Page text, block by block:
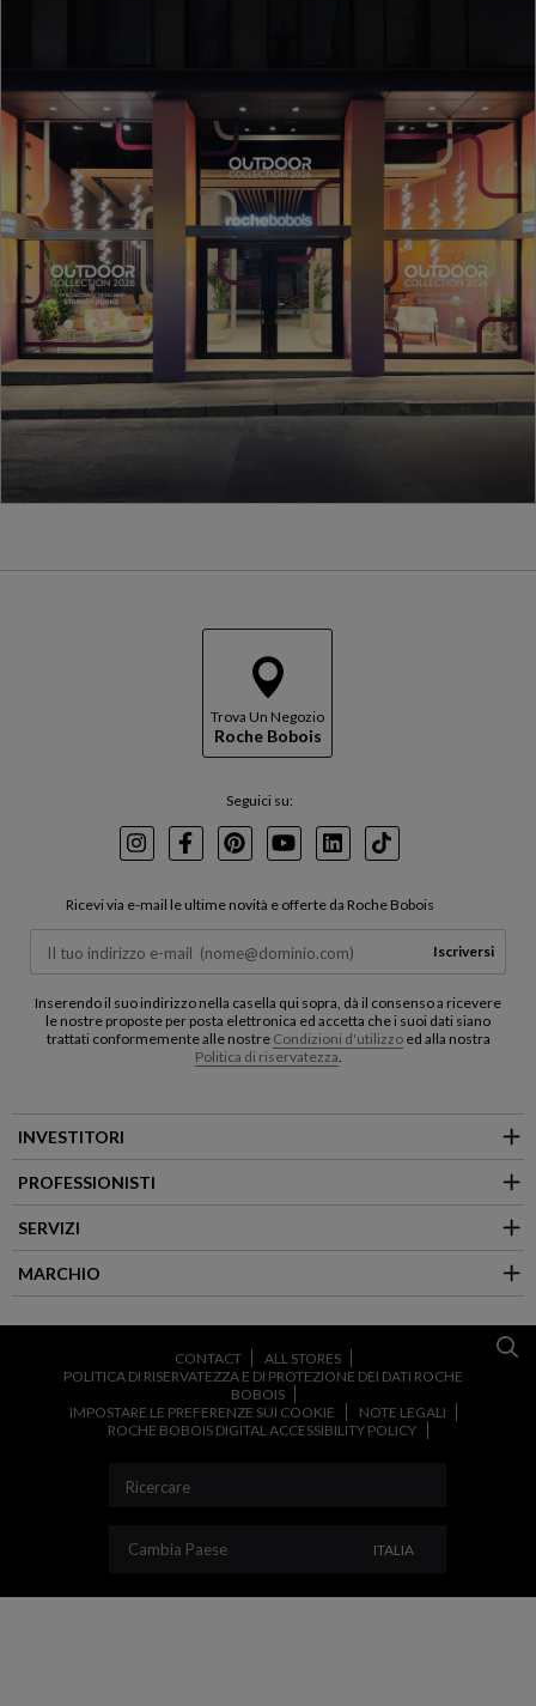
Trova Un Negozio
Roche Bobois
Seguici su:
InstagramFacebookPinterest
YoutubeLinkedInTikTok
Ricevi via e-mail le ultime novità e offerte da Roche Bobois
Iscriversi
Inserendo il suo indirizzo nella casella qui sopra, dà il consenso a ricevere
le nostre proposte per posta elettronica ed accetta che i suoi dati siano
trattati conformemente alle nostre Condizioni d'utilizzoed alla nostra
Politica di riservatezza
INVESTITORI
PROFESSIONISTI
SERVIZI
MARCHIO
CONTACT
ALL STORES
POLITICA DI RISERVATEZZA E DI PROTEZIONE DEI DATI ROCHE
BOBOIS
IMPOSTARE LE PREFERENZE SUI COOKIE
NOTE LEGALI
ROCHE BOBOIS DIGITAL ACCESSIBILITY POLICY
Cambia Paese CAMBIA PAESE
ITALIA